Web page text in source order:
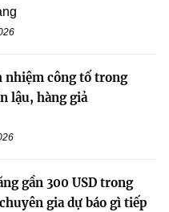
nhiệm công tố trong
lậu, hàng giả
gần 300 USD trong
gia dự báo gì tiếp